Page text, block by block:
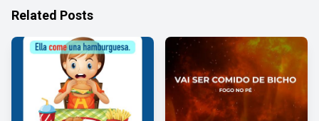
Related Posts